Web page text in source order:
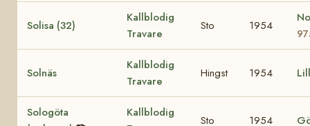
Solisa (32)
Kallblodig
Travare
Sto 1954
Solnäs
Kallblodig
Travare
Hingst 1954
Sologöta
Kallblodig
Sto 1954